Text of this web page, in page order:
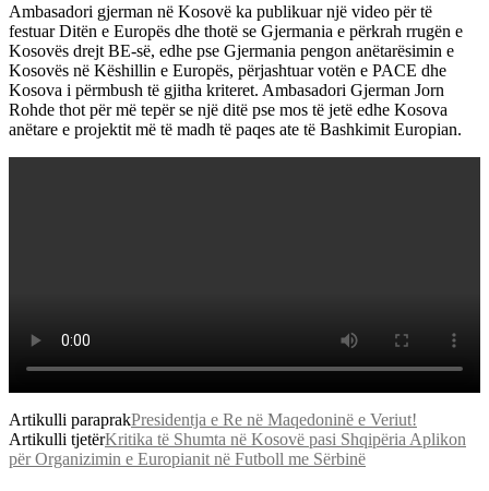
Ambasadori gjerman në Kosovë ka publikuar një video për të
festuar Ditën e Europës dhe thotë se Gjermania e përkrah rrugën e
Kosovës drejt BE-së, edhe pse Gjermania pengon anëtarësimin e
Kosovës në Këshillin e Europës, përjashtuar votën e PACE dhe
Kosova i përmbush të gjitha kriteret. Ambasadori Gjerman Jorn
Rohde thot për më tepër se një ditë pse mos të jetë edhe Kosova
anëtare e projektit më të madh të paqes ate të Bashkimit Europian.
Artikulli paraprakPresidentja e Re në Maqedoninë e Veriut!
Artikulli tjetërKritika të Shumta në Kosovë pasi Shqipëria Aplikon
për Organizimin e Europianit në Futboll me Sërbinë